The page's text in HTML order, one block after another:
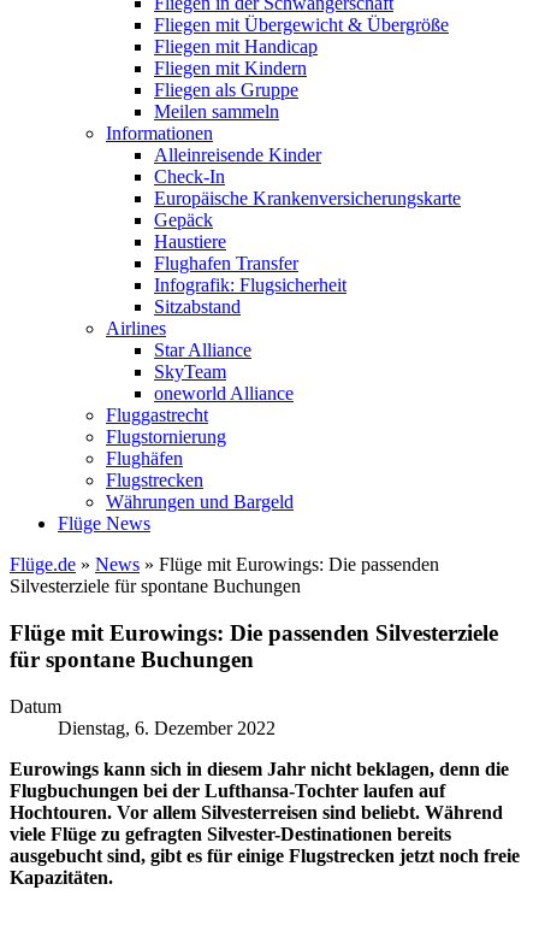
Fliegen mit Übergewicht & Übergröße
Fliegen mit Handicap
Fliegen mit Kindern
Fliegen als Gruppe
Meilen sammeln
Informationen
Alleinreisende Kinder
Check-In
Europäische Krankenversicherungskarte
Gepäck
Haustiere
Flughafen Transfer
Infografik: Flugsicherheit
Sitzabstand
Airlines
Star Alliance
SkyTeam
oneworld Alliance
Fluggastrecht
Flugstornierung
Flughäfen
Flugstrecken
Währungen und Bargeld
Flüge News
Flüge.de » News » Flüge mit Eurowings: Die passenden
Silvesterziele für spontane Buchungen
Flüge mit Eurowings: Die passenden Silvesterziele
für spontane Buchungen
Datum
Dienstag, 6. Dezember 2022
Eurowings kann sich in diesem Jahr nicht beklagen, denn die
Flugbuchungen bei der Lufthansa-Tochter laufen auf
Hochtouren. Vor allem Silvesterreisen sind beliebt. Während
viele Flüge zu gefragten Silvester-Destinationen bereits
ausgebucht sind, gibt es für einige Flugstrecken jetzt noch freie
Kapazitäten.